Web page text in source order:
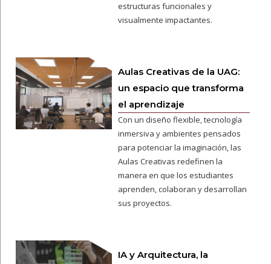
estructuras funcionales y
visualmente impactantes.
Aulas Creativas de la UAG:
un espacio que transforma
el aprendizaje
Con un diseño flexible, tecnología
inmersiva y ambientes pensados
para potenciar la imaginación, las
Aulas Creativas redefinen la
manera en que los estudiantes
aprenden, colaboran y desarrollan
sus proyectos.
IA y Arquitectura, la